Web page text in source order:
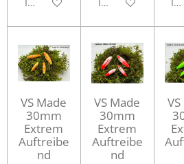
VS Made
30mm
Extrem
Auftreibe
nd
VS Made
30mm
Extrem
Auftreibe
nd